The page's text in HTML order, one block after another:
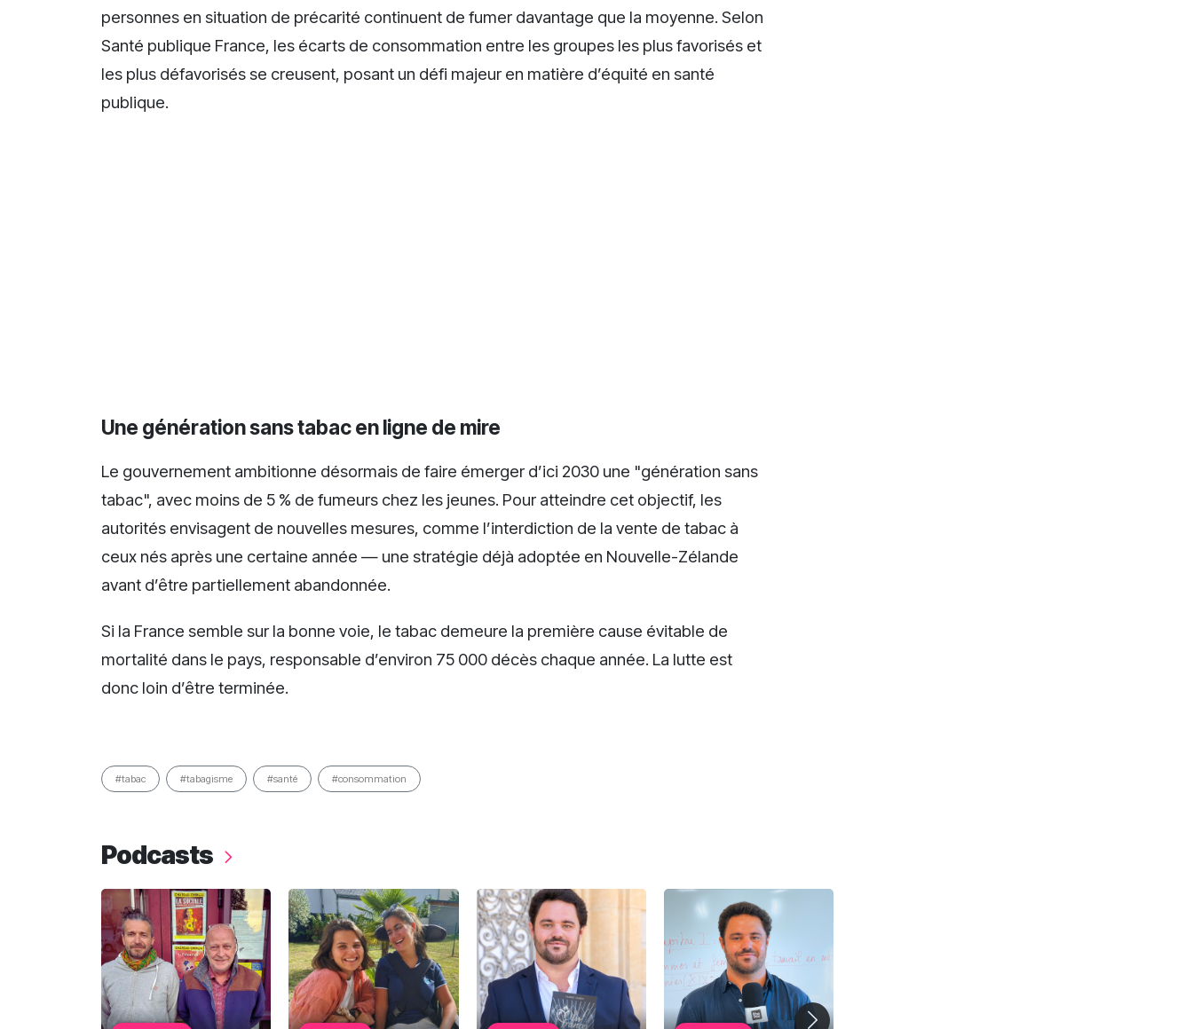
personnes en situation de précarité continuent de fumer davantage que la moyenne. Selon
Santé publique France, les écarts de consommation entre les groupes les plus favorisés et
les plus défavorisés se creusent, posant un défi majeur en matière d’équité en santé
publique.
Une génération sans tabac en ligne de mire
Le gouvernement ambitionne désormais de faire émerger d’ici 2030 une "génération sans
tabac", avec moins de 5 % de fumeurs chez les jeunes. Pour atteindre cet objectif, les
autorités envisagent de nouvelles mesures, comme l’interdiction de la vente de tabac à
ceux nés après une certaine année — une stratégie déjà adoptée en Nouvelle-Zélande
avant d’être partiellement abandonnée.
Si la France semble sur la bonne voie, le tabac demeure la première cause évitable de
mortalité dans le pays, responsable d’environ 75 000 décès chaque année. La lutte est
donc loin d’être terminée.
#tabac #tabagisme #santé #consommation
Podcasts